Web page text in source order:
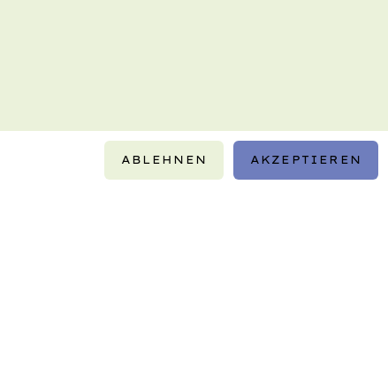
ABLEHNEN AKZEPTIEREN